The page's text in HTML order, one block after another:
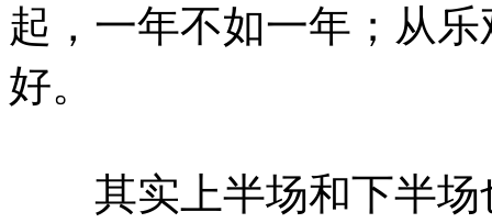
起，一年不如一年；从
好。
其实上半场和下半场